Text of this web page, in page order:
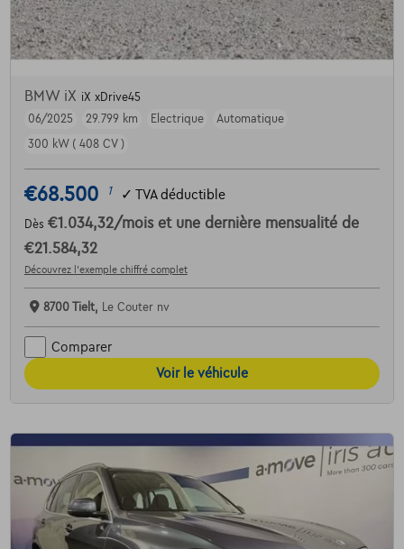
BMW iX iX xDrive45
06/2025
29.799 km Electrique
Automatique
300 kW ( 408 CV )
€68.500 1 ✓ TVA déductible
Dès €1.034,32/mois et une dernière mensualité de
€21.584,32
Découvrez l’exemple chiffré complet
8700 Tielt, Le Couter nv
Comparer
Voir le véhicule